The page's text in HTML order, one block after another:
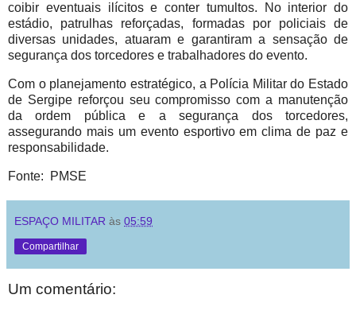
coibir eventuais ilícitos e conter tumultos. No interior do
estádio, patrulhas reforçadas, formadas por policiais de
diversas unidades, atuaram e garantiram a sensação de
segurança dos torcedores e trabalhadores do evento.
Com o planejamento estratégico, a Polícia Militar do Estado
de Sergipe reforçou seu compromisso com a manutenção
da ordem pública e a segurança dos torcedores,
assegurando mais um evento esportivo em clima de paz e
responsabilidade.
Fonte: PMSE
ESPAÇO MILITAR às 05:59
Compartilhar
Um comentário: